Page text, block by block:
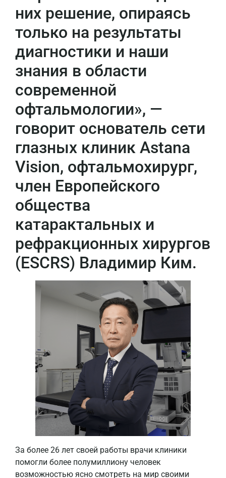
них решение, опираясь
только на результаты
диагностики и наши
знания в области
современной
офтальмологии», —
говорит основатель сети
глазных клиник Astana
Vision, офтальмохирург,
член Европейского
общества
катарактальных и
рефракционных хирургов
(ESCRS) Владимир Ким.
За более 26 лет своей работы врачи клиники
помогли более полумиллиону человек
возможностью ясно смотреть на мир своими